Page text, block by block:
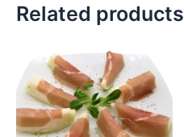
Related products